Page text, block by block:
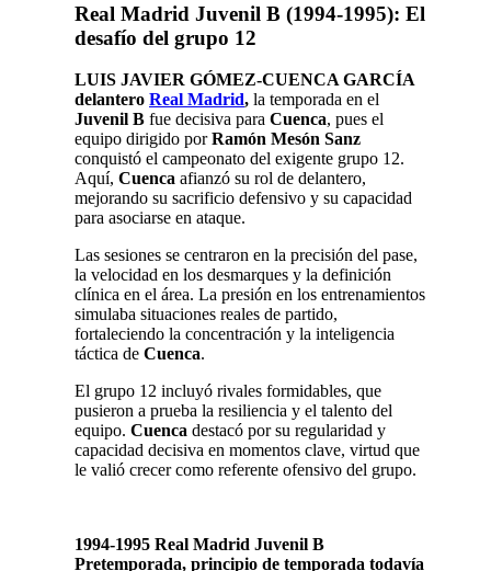
Real Madrid Juvenil B (1994-1995): El
desafío del grupo 12
LUIS JAVIER GÓMEZ-CUENCA GARCÍA
delantero Real Madrid, la temporada en el
Juvenil B fue decisiva para Cuenca, pues el
equipo dirigido porRamón Mesón Sanz
conquistó el campeonato del exigente grupo 12.
Aquí, Cuenca afianzó su rol de delantero,
mejorando su sacrificio defensivo y su capacidad
para asociarse en ataque.
Las sesiones se centraron en la precisión del pase,
la velocidad en los desmarques y la definición
clínica en el área. La presión en los entrenamientos
simulaba situaciones reales de partido,
fortaleciendo la concentración y la inteligencia
táctica de Cuenca.
El grupo 12 incluyó rivales formidables, que
pusieron a prueba la resiliencia y el talento del
equipo. Cuenca destacó por su regularidad y
capacidad decisiva en momentos clave, virtud que
le valió crecer como referente ofensivo del grupo.
1994-1995 Real Madrid Juvenil B
Pretemporada, principio de temporada todavía